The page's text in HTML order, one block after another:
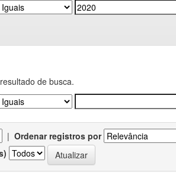
de busca.
| Ordenar registros por